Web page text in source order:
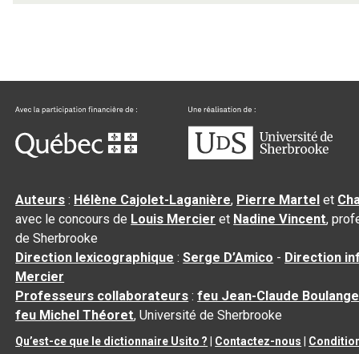
Auteurs : Hélène Cajolet-Laganière, Pierre Martel et
avec le concours de Louis Mercier et Nadine Vincent,
de Sherbrooke
Direction lexicographique :Serge D’Amico - Direction
Mercier
Professeurs collaborateurs :feu Jean-Claude
feu Michel Théoret, Université de Sherbrooke
Qu’est-ce que le dictionnaire Usito ? Contactez-nous